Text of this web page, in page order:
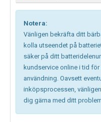
Notera:
Vänligen bekräfta ditt
kolla utseendet på
säker på ditt
kundservice online i tid
användning. Oavsett
inköpsprocessen, vänligen
dig gärna med ditt